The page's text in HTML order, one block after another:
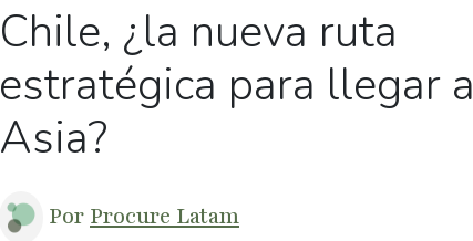
Chile, ¿la nueva ruta
estratégica para llegar a
Asia?
Por Procure Latam